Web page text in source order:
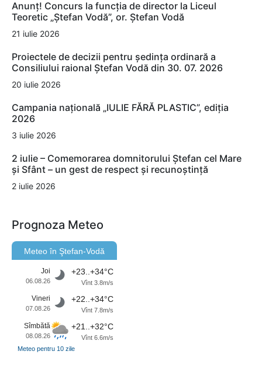
Anunț! Concurs la funcția de director la Liceul
Teoretic „Ștefan Vodă”, or. Ștefan Vodă
21 iulie 2026
Proiectele de decizii pentru ședința ordinară a
Consiliului raional Ștefan Vodă din 30. 07. 2026
20 iulie 2026
Campania națională „IULIE FĂRĂ PLASTIC”, ediția
2026
3 iulie 2026
2 iulie – Comemorarea domnitorului Ștefan cel Mare
și Sfânt – un gest de respect și recunoștință
2 iulie 2026
Prognoza Meteo
Meteo în Ştefan-Vodă
Joi
06.08.26
+23..+34°C
Vînt 3.8m/s
Vineri
07.08.26
+22..+34°C
Vînt 7.8m/s
Sîmbătă
08.08.26
+21..+32°C
Vînt 6.6m/s
Meteo pentru 10 zile